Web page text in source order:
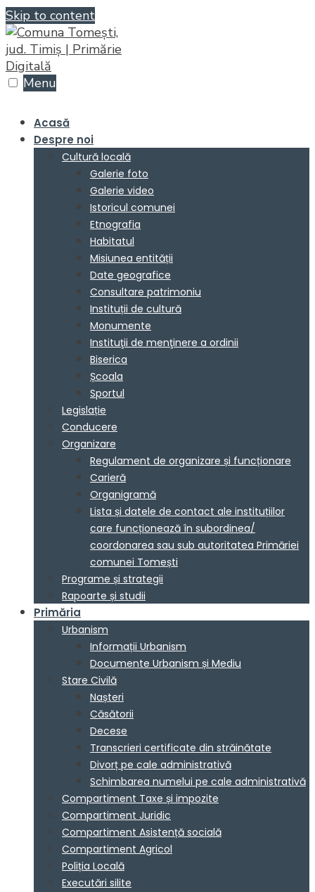
Skip to content
Menu
Acasă
Despre noi
Cultură locală
Galerie foto
Galerie video
Istoricul comunei
Etnografia
Habitatul
Misiunea entității
Date geografice
Consultare patrimoniu
Instituții de cultură
Monumente
Instituţii de menţinere a ordinii
Biserica
Școala
Sportul
Legislație
Conducere
Organizare
Regulament de organizare și funcționare
Carieră
Organigramă
Lista și datele de contact ale instituțiilor
care funcționează în subordinea/
coordonarea sau sub autoritatea Primăriei
comunei Tomești
Programe și strategii
Rapoarte și studii
Primăria
Urbanism
Informații Urbanism
Documente Urbanism și Mediu
Stare Civilă
Nașteri
Căsătorii
Decese
Transcrieri certificate din străinătate
Divorț pe cale administrativă
Schimbarea numelui pe cale administrativă
Compartiment Taxe și impozite
Compartiment Juridic
Compartiment Asistență socială
Compartiment Agricol
Poliția Locală
Executări silite